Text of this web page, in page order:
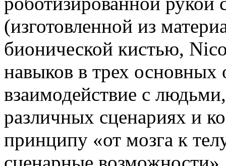
(изготовленной из
бионической кистью,
навыков в трех основных
взаимодействие с
различных сценариях и
принципу «от мозга к